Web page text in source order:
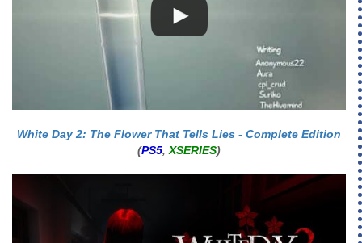
White Day 2: The Flower That Tells Lies - Complete Edition
(PS5, XSERIES)